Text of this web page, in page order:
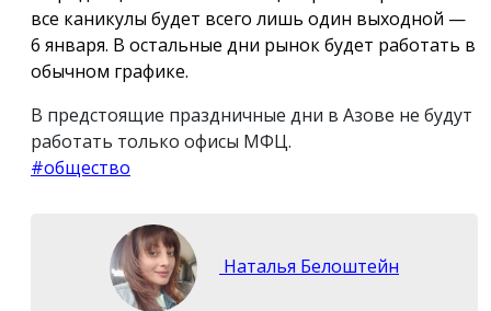
все каникулы будет всего лишь один выходной —
6 января. В остальные дни рынок будет работать в
обычном графике.
В предстоящие праздничные дни в Азове не будут
работать только офисы МФЦ.
#общество
Наталья Белоштейн